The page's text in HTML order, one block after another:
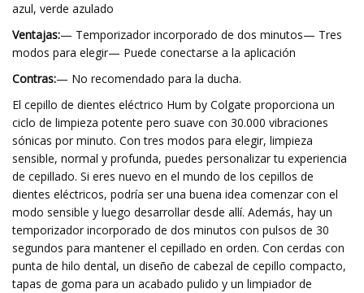
azul, verde azulado
Ventajas:— Temporizador incorporado de dos minutos— Tres
modos para elegir— Puede conectarse a la aplicación
Contras:— No recomendado para la ducha.
El cepillo de dientes eléctrico Hum by Colgate proporciona un
ciclo de limpieza potente pero suave con 30.000 vibraciones
sónicas por minuto. Con tres modos para elegir, limpieza
sensible, normal y profunda, puedes personalizar tu experiencia
de cepillado. Si eres nuevo en el mundo de los cepillos de
dientes eléctricos, podría ser una buena idea comenzar con el
modo sensible y luego desarrollar desde allí. Además, hay un
temporizador incorporado de dos minutos con pulsos de 30
segundos para mantener el cepillado en orden. Con cerdas con
punta de hilo dental, un diseño de cabezal de cepillo compacto,
tapas de goma para un acabado pulido y un limpiador de